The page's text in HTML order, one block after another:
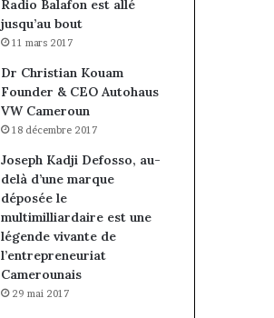
Radio Balafon est allé
jusqu’au bout
11 mars 2017
Dr Christian Kouam
Founder & CEO Autohaus
VW Cameroun
18 décembre 2017
Joseph Kadji Defosso, au-
delà d’une marque
déposée le
multimilliardaire est une
légende vivante de
l’entrepreneuriat
Camerounais
29 mai 2017